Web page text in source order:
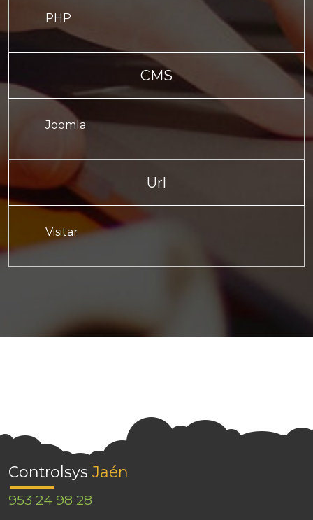
PHP
CMS
Joomla
Url
Visitar
Controlsys Jaén
953 24 98 28